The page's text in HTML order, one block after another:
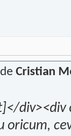
Cristian
div><div
oricum,